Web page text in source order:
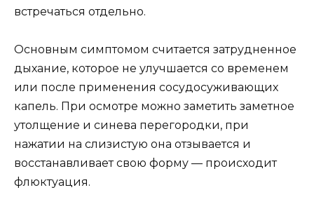
встречаться отдельно.
Основным симптомом считается затрудненное
дыхание, которое не улучшается со временем
или после применения сосудосуживающих
капель. При осмотре можно заметить заметное
утолщение и синева перегородки, при
нажатии на слизистую она отзывается и
восстанавливает свою форму — происходит
флюктуация.